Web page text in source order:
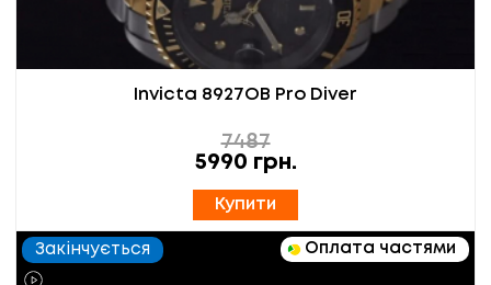
Invicta 8927OB Pro Diver
7487
5990 грн.
Купити
Закінчується Оплата частями